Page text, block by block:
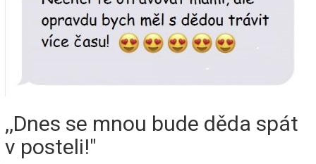
,,Dnes se mnou bude děda spát
v posteli!"